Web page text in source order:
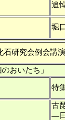
追
堀
石研究会例会講
おいたち」
特
古
―